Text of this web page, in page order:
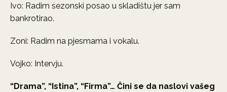
Ivo: Radim sezonski posao u skladištu jer sam
bankrotirao.
Zoni: Radim na pjesmama i vokalu.
Vojko: Intervju.
“Drama”, “Istina”, “Firma”… Čini se da naslovi vašeg